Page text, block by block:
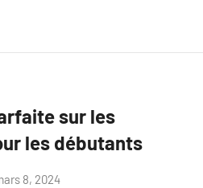
sur les
les débutants
8, 2024